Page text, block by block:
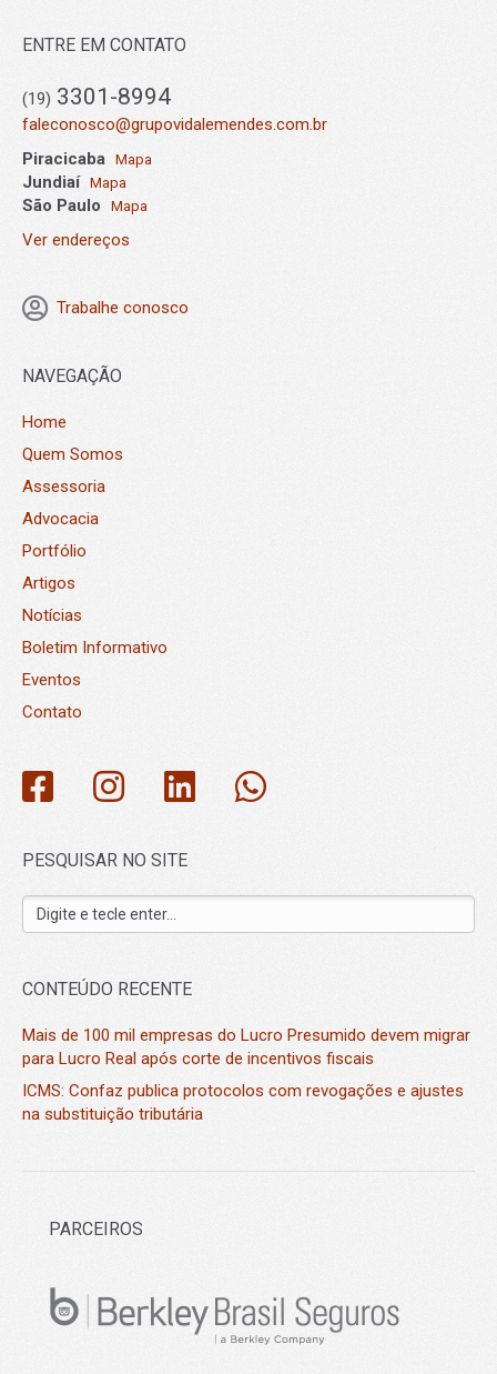
ENTRE EM CONTATO
(19) 3301-8994
faleconosco@grupovidalemendes.com.br
Piracicaba Mapa
Jundiaí Mapa
São Paulo Mapa
Ver endereços
Trabalhe conosco
NAVEGAÇÃO
Home
Quem Somos
Assessoria
Advocacia
Portfólio
Artigos
Notícias
Boletim Informativo
Eventos
Contato
PESQUISAR NO SITE
CONTEÚDO RECENTE
Mais de 100 mil empresas do Lucro Presumido devem migrar
para Lucro Real após corte de incentivos fiscais
ICMS: Confaz publica protocolos com revogações e ajustes
na substituição tributária
PARCEIROS